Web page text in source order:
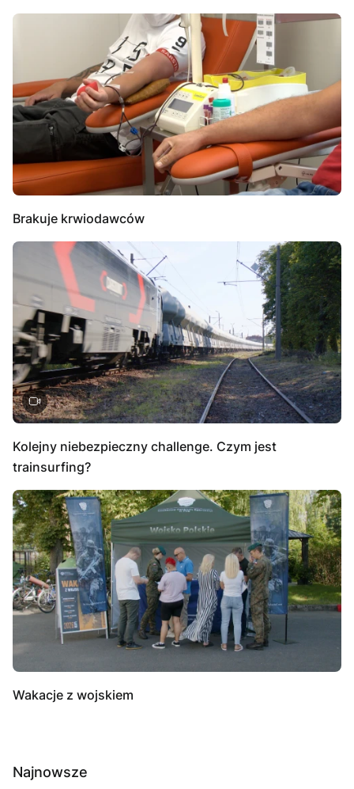
Brakuje krwiodawców
Kolejny niebezpieczny challenge. Czym jest
trainsurfing?
Wakacje z wojskiem
Najnowsze